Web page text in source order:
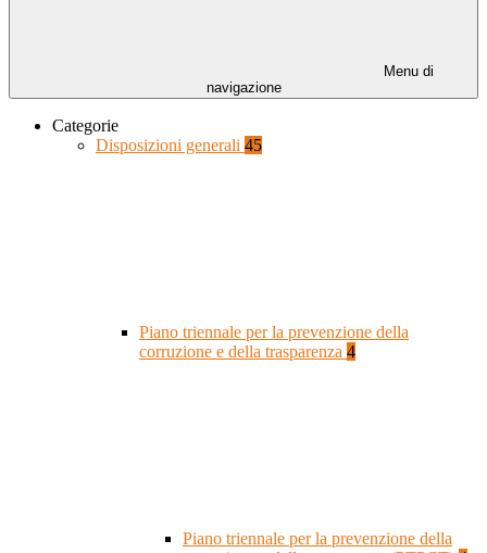
Menu di
navigazione
Categorie
Disposizioni generali 45
Piano triennale per la prevenzione della
corruzione e della trasparenza 4
Piano triennale per la prevenzione della